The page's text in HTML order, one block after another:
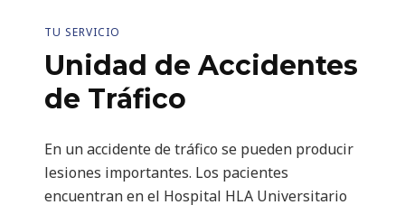
TU SERVICIO
Unidad de Accidentes
de Tráfico
En un accidente de tráfico se pueden producir
lesiones importantes. Los pacientes
encuentran en el Hospital HLA Universitario